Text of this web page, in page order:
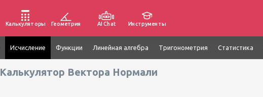
Калькуляторы Геометрия AI Chat Инструменты
Исчисление Функции Линейная алгебра Тригонометрия Статистика
Калькулятор Вектора Нормали